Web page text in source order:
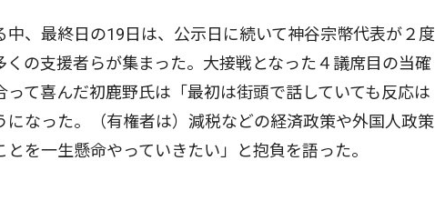
、最終日の19日は、公示日に続いて神谷宗幣代表が２度
の支援者らが集まった。大接戦となった４議席目の当確
て喜んだ初鹿野氏は「最初は街頭で話していても反応は
なった。（有権者は）減税などの経済政策や外国人政策
を一生懸命やっていきたい」と抱負を語った。